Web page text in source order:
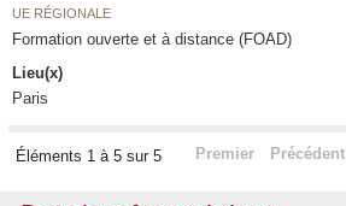
UE RÉGIONALE
Formation ouverte et à distance (FOAD)
Lieu(x)
Paris
Éléments 1 à 5 sur 5 Premier Précédent